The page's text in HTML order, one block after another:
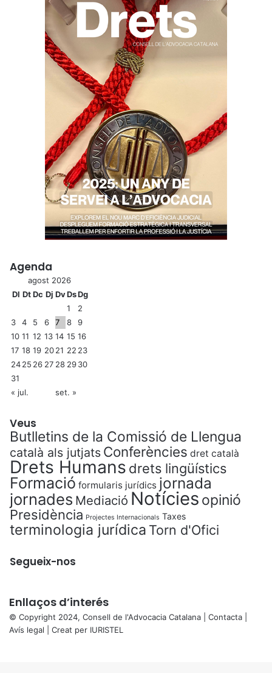
Agenda
agost 2026
Dl DtDc Dj DvDsDg
1
2
3
4 5 6 7 8
9
10 11 12 13 14 15 16
17 18 19 2021 22 23
2425 26 27 28 2930
31
« jul.
set. »
Veus
Butlletins de la Comissió de Llengua
català als jutjats Conferències dret català
Drets Humans drets lingüístics
Formació formularis jurídics jornada
jornades Mediació Notícies opinió
Presidència Projectes Internacionals Taxes
terminologia jurídica Torn d'Ofici
Segueix-nos
Enllaços d’interés
© Copyright 2024, Consell de l'Advocacia Catalana | Contacta
Avís legal | Creat per IURISTEL